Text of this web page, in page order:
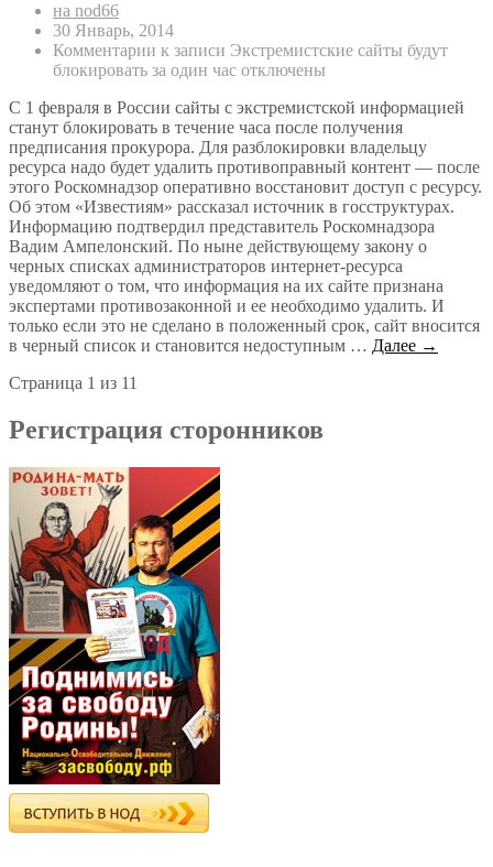
на nod66
30 Январь, 2014
Комментарии к записи Экстремистские сайты будут
блокировать за один час отключены
С 1 февраля в России сайты с экстремистской информацией
станут блокировать в течение часа после получения
предписания прокурора. Для разблокировки владельцу
ресурса надо будет удалить противоправный контент — после
этого Роскомнадзор оперативно восстановит доступ с ресурсу.
Об этом «Известиям» рассказал источник в госструктурах.
Информацию подтвердил представитель Роскомнадзора
Вадим Ампелонский. По ныне действующему закону о
черных списках администраторов интернет-ресурса
уведомляют о том, что информация на их сайте признана
экспертами противозаконной и ее необходимо удалить. И
только если это не сделано в положенный срок, сайт вносится
в черный список и становится недоступным … Далее →
Страница 1 из 11
Регистрация сторонников